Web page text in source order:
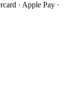
· Apple Pay ·